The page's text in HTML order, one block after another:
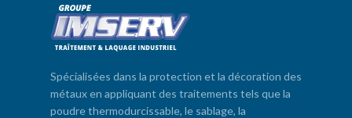
Spécialisées dans la protection et la décoration des
métaux en appliquant des traitements tels que la
poudre thermodurcissable, le sablage, la